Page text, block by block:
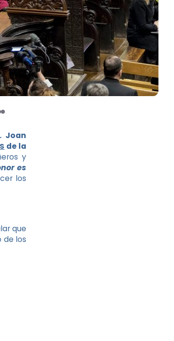
Joan
de la
y
es
los
que
de los